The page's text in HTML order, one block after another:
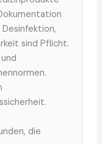
sind Pflicht.
die